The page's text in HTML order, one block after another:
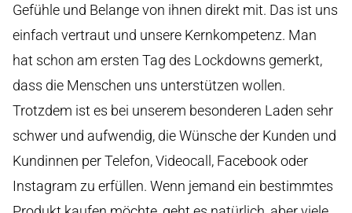
Gefühle und Belange von ihnen direkt mit. Das ist uns
einfach vertraut und unsere Kernkompetenz. Man
hat schon am ersten Tag des Lockdowns gemerkt,
dass die Menschen uns unterstützen wollen.
Trotzdem ist es bei unserem besonderen Laden sehr
schwer und aufwendig, die Wünsche der Kunden und
Kundinnen per Telefon, Videocall, Facebook oder
Instagram zu erfüllen. Wenn jemand ein bestimmtes